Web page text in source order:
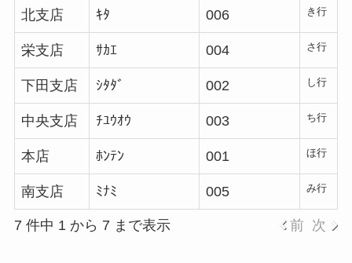
北支店 ｷﾀ 006 き行
栄支店 ｻｶｴ 004 さ行
下田支店 ｼﾀﾀﾞ 002 し行
中央支店 ﾁﾕｳｵｳ 003 ち行
本店 ﾎﾝﾃﾝ 001 ほ行
南支店 ﾐﾅﾐ 005 み行
7 件中 1 から 7 まで表示 前 次